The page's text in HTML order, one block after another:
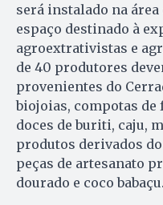
será instalado na
espaço destinado à
agroextrativistas e
de 40 produtores
provenientes do
biojoias, compotas
doces de buriti, caju,
produtos derivados
peças de artesanato
dourado e coco babaçu.